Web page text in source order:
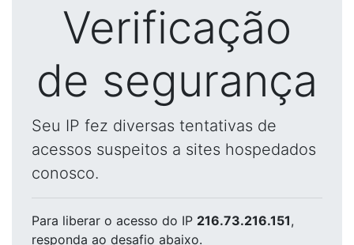
Verificação
de segurança
Seu IP fez diversas tentativas de
acessos suspeitos a sites hospedados
conosco.
Para liberar o acesso do IP 216.73.216.151,
responda ao desafio abaixo.